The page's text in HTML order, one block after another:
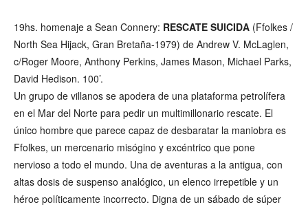
19hs. homenaje a Sean Connery: RESCATE SUICIDA (Ffolkes /
North Sea Hijack, Gran Bretaña-1979) de Andrew V. McLaglen,
c/Roger Moore, Anthony Perkins, James Mason, Michael Parks,
David Hedison. 100’.
Un grupo de villanos se apodera de una plataforma petrolífera
en el Mar del Norte para pedir un multimillonario rescate. El
único hombre que parece capaz de desbaratar la maniobra es
Ffolkes, un mercenario misógino y excéntrico que pone
nervioso a todo el mundo. Una de aventuras a la antigua, con
altas dosis de suspenso analógico, un elenco irrepetible y un
héroe políticamente incorrecto. Digna de un sábado de súper